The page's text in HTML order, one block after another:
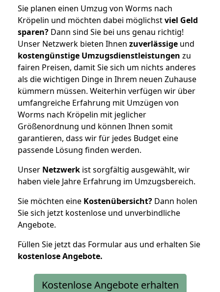
Sie planen einen Umzug von Worms nach
Kröpelin und möchten dabei möglichstviel Geld
sparen? Dann sind Sie bei uns genau richtig!
Unser Netzwerk bieten Ihnen zuverlässige und
kostengünstige Umzugsdienstleistungen zu
fairen Preisen, damit Sie sich um nichts anderes
als die wichtigen Dinge in Ihrem neuen Zuhause
kümmern müssen. Weiterhin verfügen wir über
umfangreiche Erfahrung mit Umzügen von
Worms nach Kröpelin mit jeglicher
Größenordnung und können Ihnen somit
garantieren, dass wir für jedes Budget eine
passende Lösung finden werden.
Unser Netzwerk ist sorgfältig ausgewählt, wir
haben viele Jahre Erfahrung im Umzugsbereich.
Sie möchten eine Kostenübersicht? Dann holen
Sie sich jetzt kostenlose und unverbindliche
Angebote.
Füllen Sie jetzt das Formular aus und erhalten Sie
kostenloseAngebote.
Kostenlose Angebote erhalten